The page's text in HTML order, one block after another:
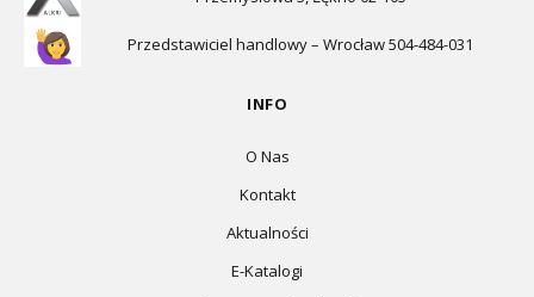
Przedstawiciel handlowy – Wrocław 504-484-031
INFO
O Nas
Kontakt
Aktualności
E-Katalogi